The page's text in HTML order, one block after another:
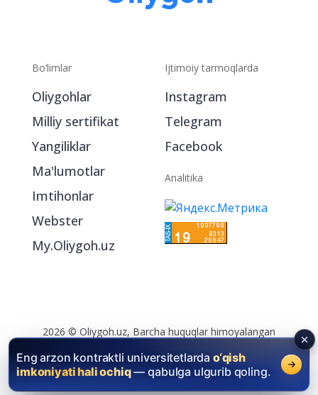
Bo‘limlar
Oliygohlar
Imtihonlar
Ijtimoiy tarmoqlarda
Telegram
Facebook
Analitika
Eng arzon kontraktli universitetlarda o‘qish
imkoniyati hali ochiq— qabulga ulgurib qoling.